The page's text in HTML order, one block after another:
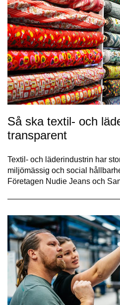
Så ska textil- och
transparent
Textil- och läderindustrin har
miljömässig och social
Företagen Nudie Jeans och